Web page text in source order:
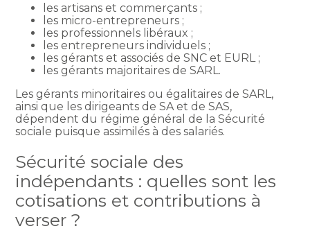
les artisans et commerçants ;
les micro-entrepreneurs ;
les professionnels libéraux ;
les entrepreneurs individuels ;
les gérants et associés de SNC et EURL ;
les gérants majoritaires de SARL.
Les gérants minoritaires ou égalitaires de SARL,
ainsi que les dirigeants de SA et de SAS,
dépendent du régime général de la Sécurité
sociale puisque assimilés à des salariés.
Sécurité sociale des
indépendants : quelles sont les
cotisations et contributions à
verser ?